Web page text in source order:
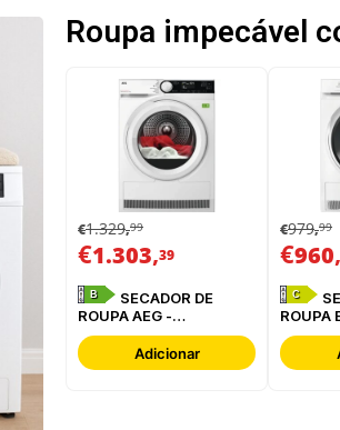
Roupa impecável
€1.329,99
€1.303,39
B
ROUPA AEG -
TR839T4PBC
Adicionar
€979,99
€960,
C
ROUPA